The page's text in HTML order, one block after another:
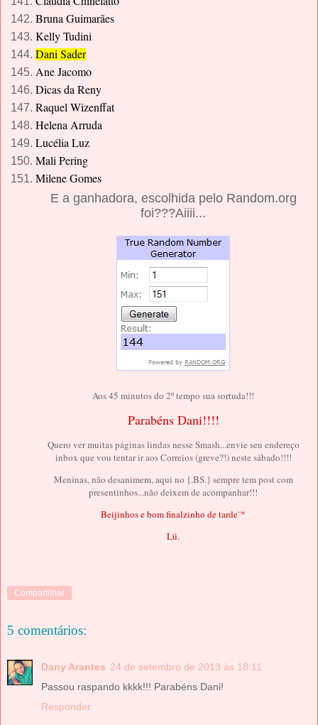
Bruna Guimarães
Kelly Tudini
Dani Sader
Ane Jacomo
Dicas da Reny
Raquel Wizenffat
Helena Arruda
Lucélia Luz
Mali Pering
Milene Gomes
E a ganhadora, escolhida pelo Random.org
foi???Aiiii...
Aos 45 minutos do 2º tempo sua sortuda!!!
Parabéns Dani!!!!
Quero ver muitas páginas lindas nesse Smash...envie seu endereço
inbox que vou tentar ir aos Correios (greve?!) neste sábado!!!!
Meninas, não desanimem, aqui no {.BS.} sempre tem post com
presentinhos...não deixem de acompanhar!!!
Beijinhos e bom finalzinho de tarde¨*
Lü.
Compartilhar
5 comentários:
Dany Arantes 24 de setembro de 2013 às 18:11
Passou raspando kkkk!!! Parabéns Dani!
Responder